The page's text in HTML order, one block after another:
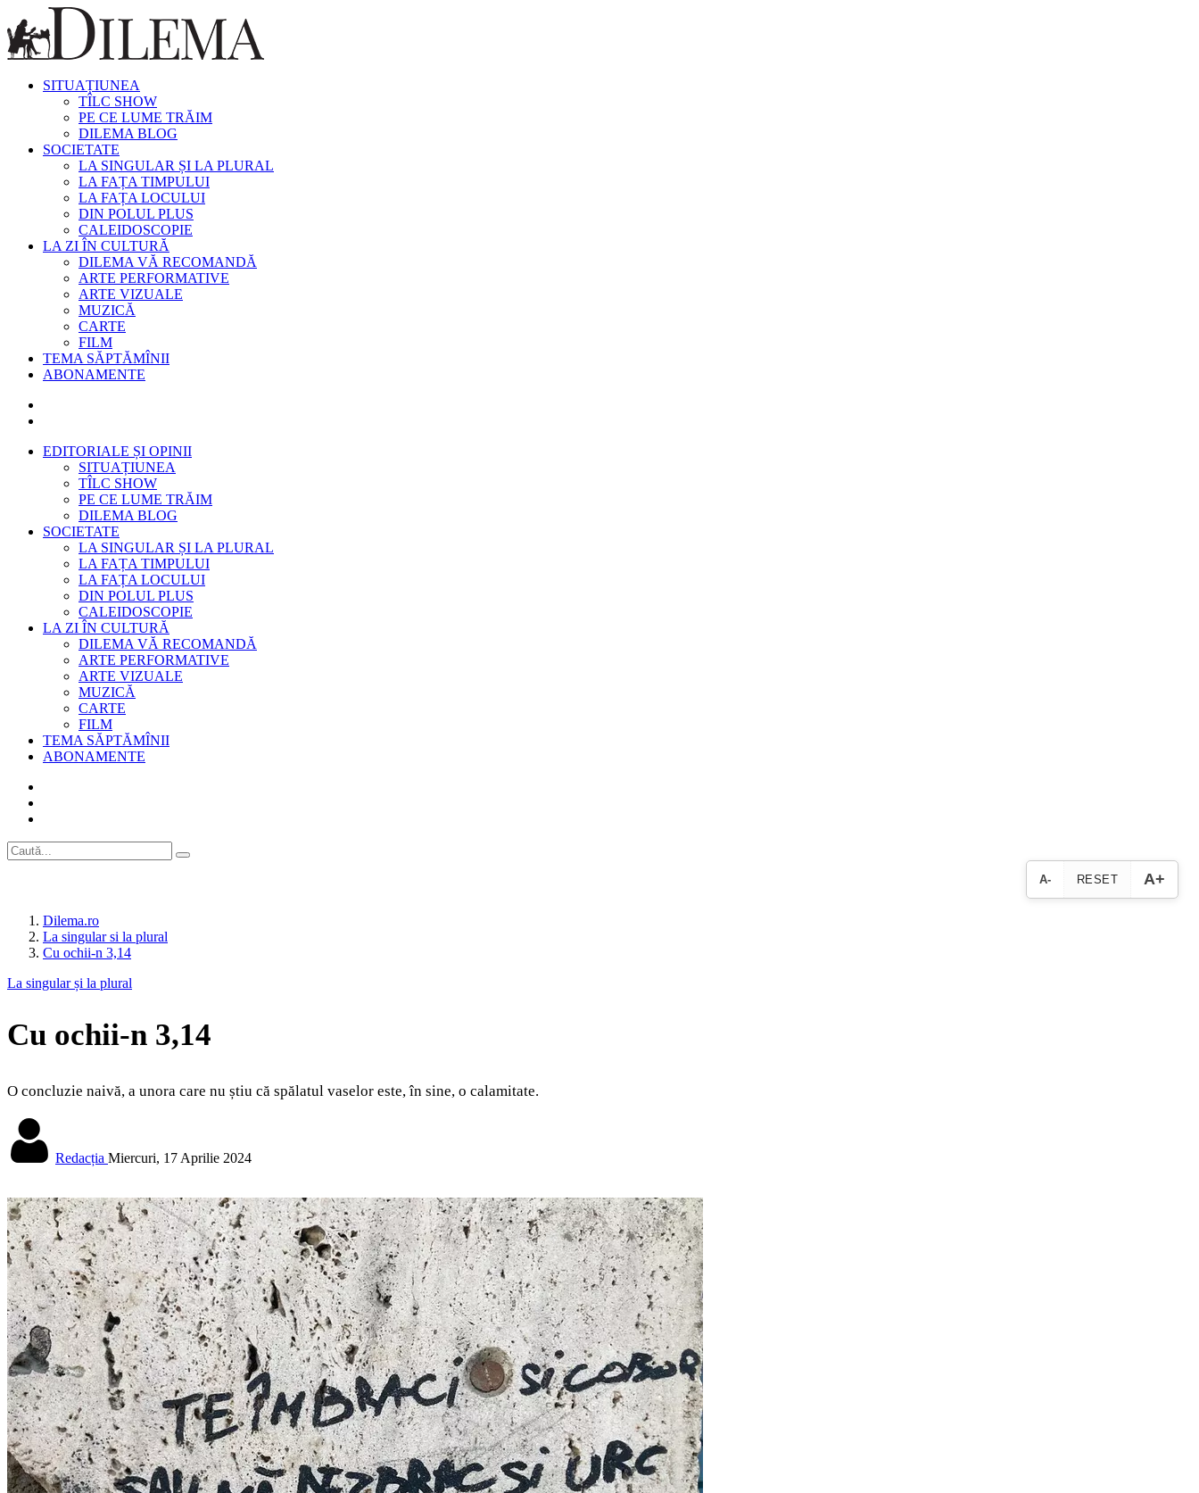
SITUAȚIUNEA
TÎLC SHOW
PE CE LUME TRĂIM
DILEMA BLOG
SOCIETATE
LA SINGULAR ȘI LA PLURAL
LA FAȚA TIMPULUI
LA FAȚA LOCULUI
DIN POLUL PLUS
CALEIDOSCOPIE
LA ZI ÎN CULTURĂ
DILEMA VĂ RECOMANDĂ
ARTE PERFORMATIVE
ARTE VIZUALE
MUZICĂ
CARTE
FILM
TEMA SĂPTĂMÎNII
ABONAMENTE
EDITORIALE ȘI OPINII
SITUAȚIUNEA
TÎLC SHOW
PE CE LUME TRĂIM
DILEMA BLOG
SOCIETATE
LA SINGULAR ȘI LA PLURAL
LA FAȚA TIMPULUI
LA FAȚA LOCULUI
DIN POLUL PLUS
CALEIDOSCOPIE
LA ZI ÎN CULTURĂ
DILEMA VĂ RECOMANDĂ
ARTE PERFORMATIVE
ARTE VIZUALE
MUZICĂ
CARTE
FILM
TEMA SĂPTĂMÎNII
ABONAMENTE
A- RESET A+
Dilema.ro
La singular si la plural
Cu ochii-n 3,14
La singular și la plural
Cu ochii-n 3,14
O concluzie naivă, a unora care nu știu că spălatul vaselor este, în sine, o calamitate.
Redacția Miercuri, 17 Aprilie 2024